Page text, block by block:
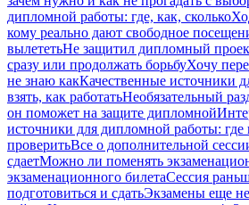
дипломной работы: где, как, сколько
кому реально дают свободное
вылететьНе защитил дипломный
сразу или продолжать борьбуХочу
не знаю какКачественные источники
взять, как работатьНеобязательный
он поможет на защите дипломной
источники для дипломной работы: где
проверитьВсе о дополнительной
сдаетМожно ли поменять
экзаменационного билетаСессия
подготовиться и сдатьЭкзамены еще